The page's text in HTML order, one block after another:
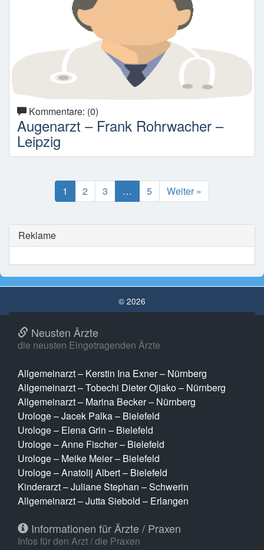
Kommentare: (0)
Augenarzt – Frank Rohrwacher –
Leipzig
1 2 3 … 5 Weiter »
Reklame
© 2026
Neusten Ärzte
die neusten Eingetragenden Ärzte
Allgemeinarzt – Kerstin Ina Exner – Nürnberg
Allgemeinarzt – Tobechi Dieter Ojiako – Nürnberg
Allgemeinarzt – Marina Becker – Nürnberg
Urologe – Jacek Palka – Bielefeld
Urologe – Elena Grin – Bielefeld
Urologe – Anne Fischer – Bielefeld
Urologe – Meike Meier – Bielefeld
Urologe – Anatolij Albert – Bielefeld
Kinderarzt – Juliane Stephan – Schwerin
Allgemeinarzt – Jutta Siebold – Erlangen
Informationen für Ärzte / Praxen
Infos für den Arzt / die Praxen